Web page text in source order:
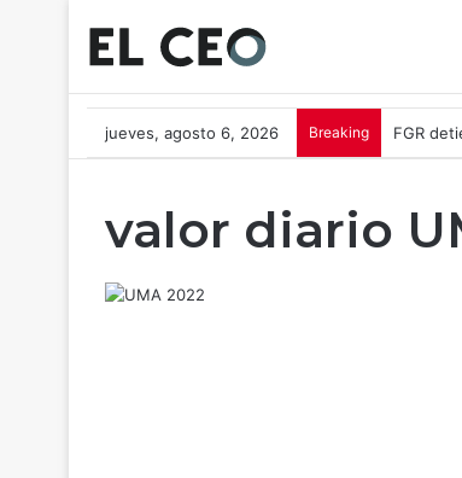
jueves, agosto 6, 2026 Breaking FGR
valor diario